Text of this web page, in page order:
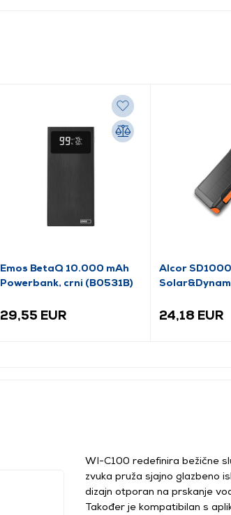
Emos BetaQ 10.000 mAh
Powerbank, crni (B0531B)
29,55 EUR
Alcor
24,18 EUR
WI-C100 redefinira bežične
zvuka pruža sjajno glazbeno
dizajn otporan na prskanje
Također je kompatibilan s